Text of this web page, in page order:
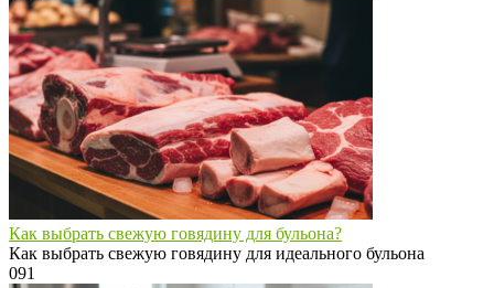
Как выбрать свежую говядину для бульона?
Как выбрать свежую говядину для идеального бульона
091